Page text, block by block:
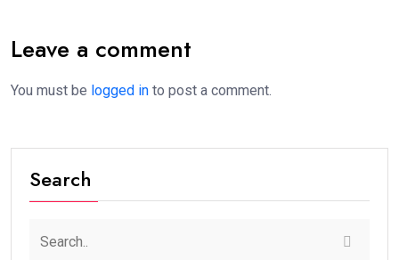
Leave a comment
You must be logged in to post a comment.
Search